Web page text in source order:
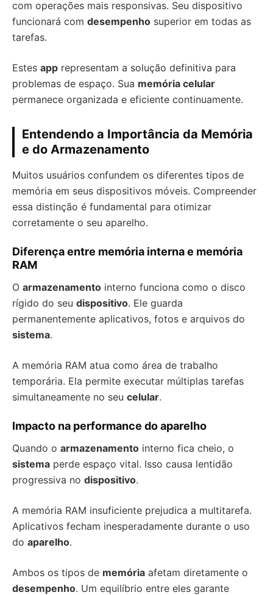
com operações mais responsivas. Seu dispositivo
funcionará com desempenho superior em todas as
tarefas.
Estes app representam a solução definitiva para
problemas de espaço. Sua memória celular
permanece organizada e eficiente continuamente.
Entendendo a Importância da Memória
e do Armazenamento
Muitos usuários confundem os diferentes tipos de
memória em seus dispositivos móveis. Compreender
essa distinção é fundamental para otimizar
corretamente o seu aparelho.
Diferença entre memória interna e memória
RAM
O armazenamento interno funciona como o disco
rígido do seu dispositivo. Ele guarda
permanentemente aplicativos, fotos e arquivos do
sistema.
A memória RAM atua como área de trabalho
temporária. Ela permite executar múltiplas tarefas
simultaneamente no seu celular.
Impacto na performance do aparelho
Quando o armazenamento interno fica cheio, o
sistema perde espaço vital. Isso causa lentidão
progressiva no dispositivo.
A memória RAM insuficiente prejudica a multitarefa.
Aplicativos fecham inesperadamente durante o uso
do aparelho.
Ambos os tipos de memória afetam diretamente o
desempenho. Um equilíbrio entre eles garante